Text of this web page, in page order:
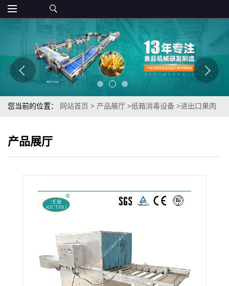
您当前的位置： 网站首页 > 产品展厅 >纸箱消毒设备 >进出口果肉
产品展厅